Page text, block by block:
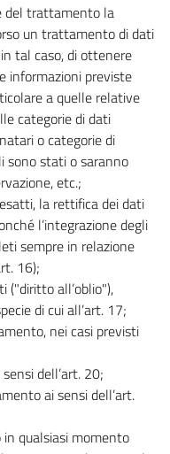
del trattamento la
un trattamento di dati
tal caso, di ottenere
informazioni previste
a quelle relative
categorie di dati
o categorie di
sono stati o saranno
etc.;
la rettifica dei dati
l’integrazione degli
sempre in relazione
16);
("diritto all’oblio"),
di cui all’art. 17;
nei casi previsti
dell’art. 20;
ai sensi dell’art.
qualsiasi momento